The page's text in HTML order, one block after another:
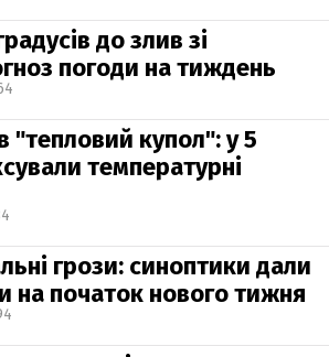
до злив зі
погоди на тиждень
"тепловий купол": у 5
температурні
грози: синоптики дали
на початок нового тижня